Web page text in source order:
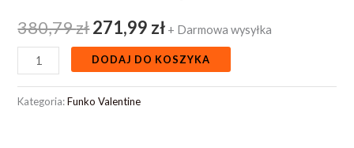
380,79zł271,99 zł + Darmowa wysyłka
DODAJ DO KOSZYKA
Kategoria:Funko Valentine